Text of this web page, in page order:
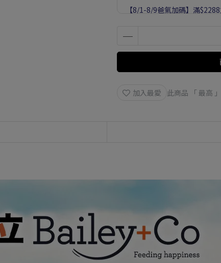
【8/1-8/9爸氣加碼】滿
加入最愛 此商品 「 最高